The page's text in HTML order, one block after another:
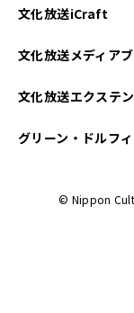
文化放送iCraft
文化放送メディア
文化放送エクステ
グリーン・ドルフ
© Nippon